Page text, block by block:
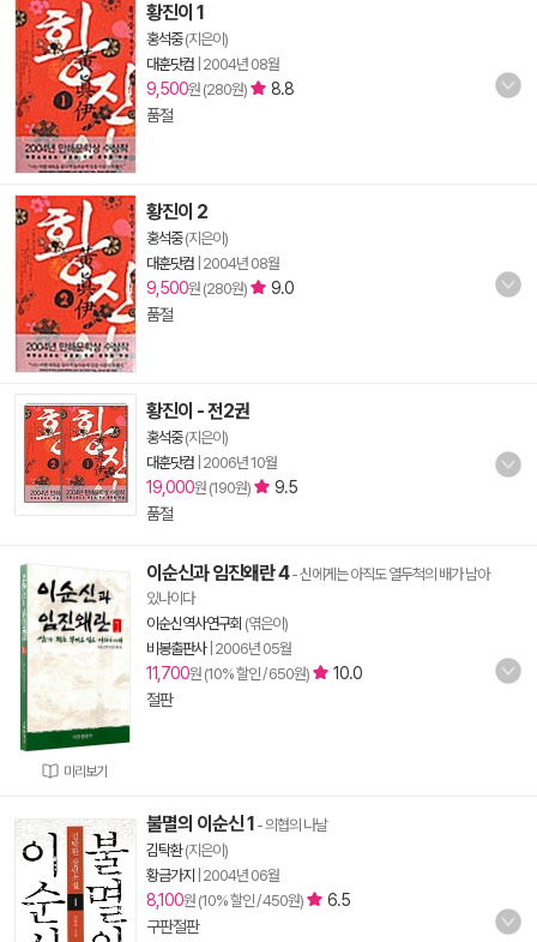
황진이 1
홍석중(지은이)
대훈닷컴 2004년 08월
9,500원 (280원)
8.8
품절
황진이 2
홍석중(지은이)
대훈닷컴 2004년 08월
9,500원 (280원)
9.0
품절
황진이 - 전2권
홍석중(지은이)
대훈닷컴 2006년 10월
19,000원 (190원)
9.5
품절
미리보기
이순신과 임진왜란 4- 신에게는 아직도 열두척의 배가 남아
있나이다
이순신역사연구회 (엮은이)
비봉출판사| 2006년 05월
11,700원 (10% 할인 / 650원)
10.0
절판
불멸의 이순신 1 - 의협의 나날
김탁환(지은이)
황금가지
2004년 06월
8,100원 (10% 할인 / 450원)
6.5
구판절판